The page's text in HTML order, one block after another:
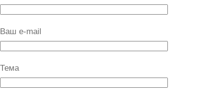
Ваш e-mail
Тема